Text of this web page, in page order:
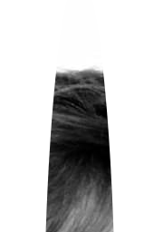
Hungarian
Italian
Polish
Portuguese